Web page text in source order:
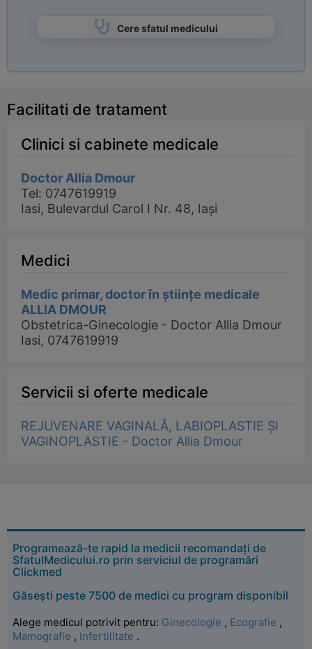
Cere sfatul medicului
Facilitati de tratament
Clinici si cabinete medicale
Doctor Allia Dmour
Tel: 0747619919
Iasi, Bulevardul Carol I Nr. 48, Iași
Medici
Medic primar, doctor în științe medicale
ALLIA DMOUR
Obstetrica-Ginecologie - Doctor Allia Dmour
Iasi, 0747619919
Servicii si oferte medicale
REJUVENARE VAGINALĂ, LABIOPLASTIE ȘI
VAGINOPLASTIE - Doctor Allia Dmour
Programează-te rapid la medicii recomandați de
SfatulMedicului.ro prin serviciul de programări
Clickmed
Găsești peste 7500 de medici cu program disponibil
Alege medicul potrivit pentru: Ginecologie , Ecografie ,
Mamografie , Infertilitate .